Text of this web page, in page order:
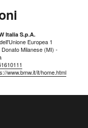
Italia S.p.A.
Europea 1
Donato Milanese (MI) -
www.bmw.it/it/home.html